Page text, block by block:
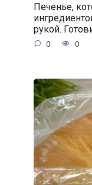
Печенье,
рукой.
0 0